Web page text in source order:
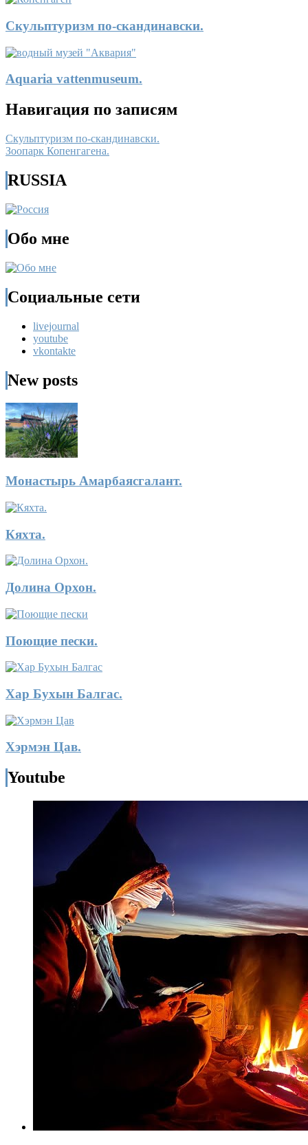
Скульптуризм по-скандинавски.
Aquaria vattenmuseum.
Навигация по записям
Скульптуризм по-скандинавски.
Зоопарк Копенгагена.
RUSSIA
Обо мне
Социальные сети
livejournal
youtube
vkontakte
New posts
Монастырь Амарбаясгалант.
Кяхта.
Долина Орхон.
Поющие пески.
Хар Бухын Балгас.
Хэрмэн Цав.
Youtube